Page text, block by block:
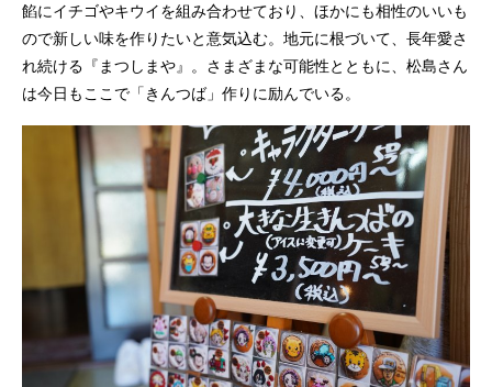
餡にイチゴやキウイを組み合わせており、ほかにも相性のいいも
ので新しい味を作りたいと意気込む。地元に根づいて、長年愛さ
れ続ける『まつしまや』。さまざまな可能性とともに、松島さん
は今日もここで「きんつば」作りに励んでいる。